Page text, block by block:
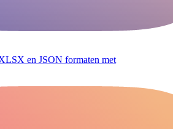
en JSON formaten met